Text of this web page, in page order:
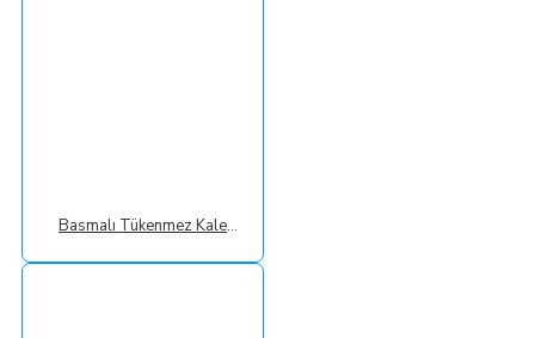
Basmalı Tükenmez Kalem